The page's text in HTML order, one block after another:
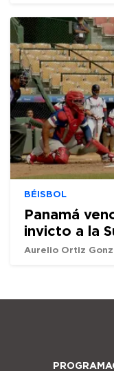
BÉISBOL
Panamá
invicto a la
Aurelio Ortiz